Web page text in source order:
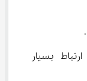
بسیار